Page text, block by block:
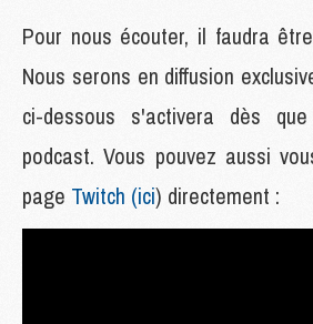
Pour nous écouter, il faudra
Nous serons en diffusion
ci-dessous s'activera dès
podcast. Vous pouvez aussi
page Twitch (ici) directement :